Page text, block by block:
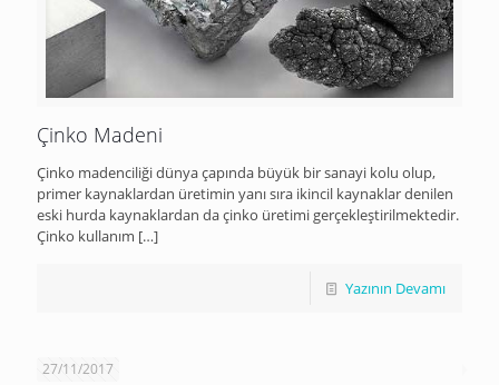
Çinko Madeni
Çinko madenciliği dünya çapında büyük bir sanayi kolu olup,
primer kaynaklardan üretimin yanı sıra ikincil kaynaklar denilen
eski hurda kaynaklardan da çinko üretimi gerçekleştirilmektedir.
Çinko kullanım […]
Yazının Devamı
27/11/2017